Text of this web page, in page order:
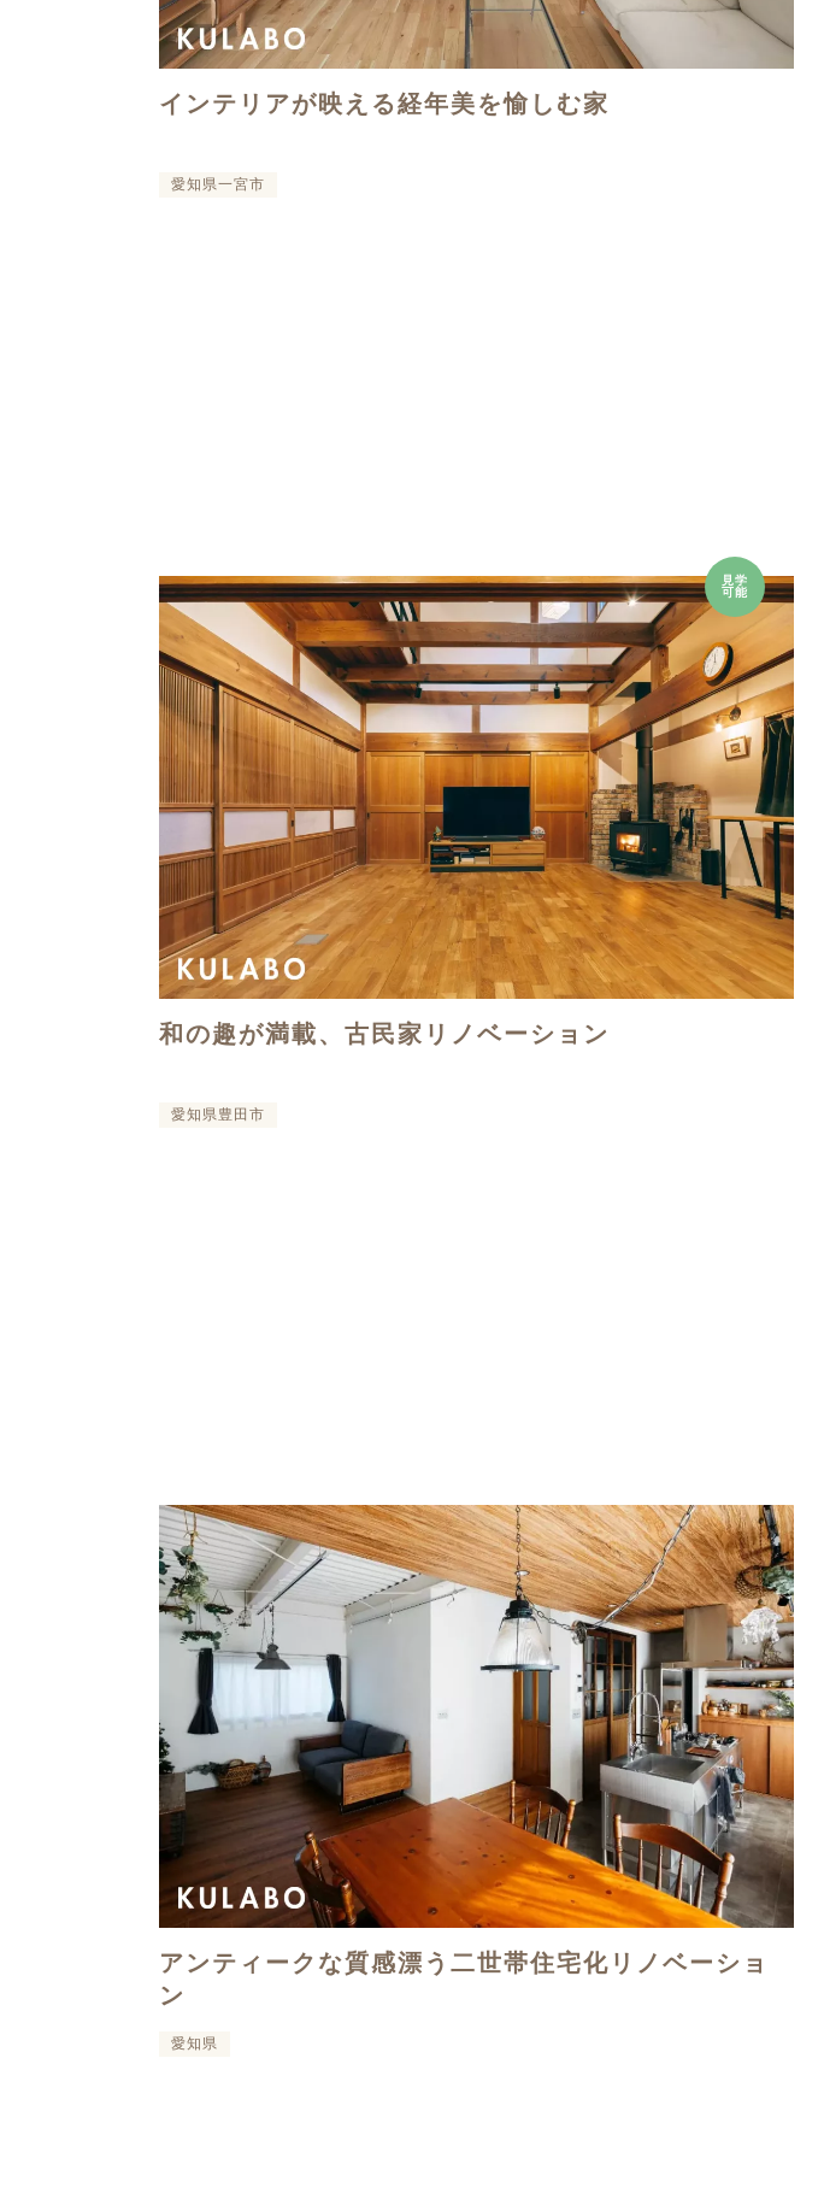
インテリアが映える経年美を愉しむ家
愛知県一宮市
見学
可能
和の趣が満載、古民家リノベーション
愛知県豊田市
アンティークな質感漂う二世帯住宅化リノベーショ
ン
愛知県